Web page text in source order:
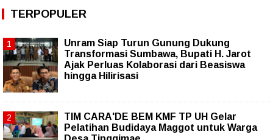
TERPOPULER
Unram Siap Turun Gunung Dukung
Transformasi Sumbawa, Bupati H. Jarot
Ajak Perluas Kolaborasi dari Beasiswa
hingga Hilirisasi
TIM CARA'DE BEM KMF TP UH Gelar
Pelatihan Budidaya Maggot untuk Warga